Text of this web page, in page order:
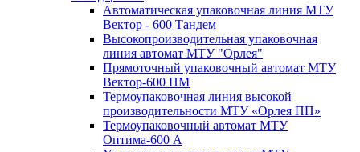
Автоматическая упаковочная линия МТУ
Вектор - 600 Тандем
Высокопроизводительная упаковочная
линия автомат МТУ "Орлея"
Прямоточный упаковочный автомат МТУ
Вектор-600 ПМ
Термоупаковочная линия высокой
производительности МТУ «Орлея ПП»
Термоупаковочный автомат МТУ
Оптима-600 А